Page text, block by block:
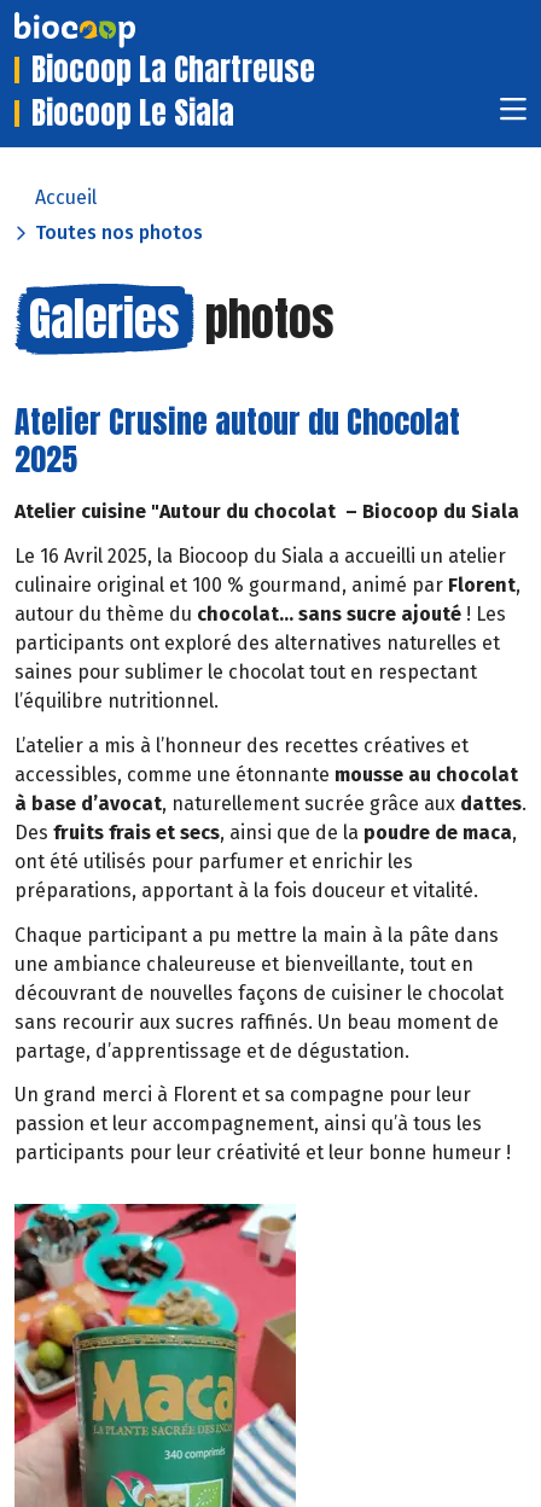
Biocoop La Chartreuse
Biocoop Le Siala
Accueil
Toutes nos photos
Galeries photos
Atelier Crusine autour du Chocolat
2025
Atelier cuisine "Autour du chocolat – Biocoop du Siala
Le 16 Avril 2025, la Biocoop du Siala a accueilli un atelier
culinaire original et 100 % gourmand, animé par Florent,
autour du thème du chocolat… sans sucre ajouté ! Les
participants ont exploré des alternatives naturelles et
saines pour sublimer le chocolat tout en respectant
l’équilibre nutritionnel.
L’atelier a mis à l’honneur des recettes créatives et
accessibles, comme une étonnante mousse au chocolat
à base d’avocat, naturellement sucrée grâce aux dattes.
Des fruits frais et secs, ainsi que de la poudre de maca,
ont été utilisés pour parfumer et enrichir les
préparations, apportant à la fois douceur et vitalité.
Chaque participant a pu mettre la main à la pâte dans
une ambiance chaleureuse et bienveillante, tout en
découvrant de nouvelles façons de cuisiner le chocolat
sans recourir aux sucres raffinés. Un beau moment de
partage, d’apprentissage et de dégustation.
Un grand merci à Florent et sa compagne pour leur
passion et leur accompagnement, ainsi qu’à tous les
participants pour leur créativité et leur bonne humeur !